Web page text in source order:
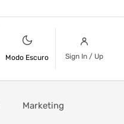
Modo Escuro Sign In / Up
Marketing